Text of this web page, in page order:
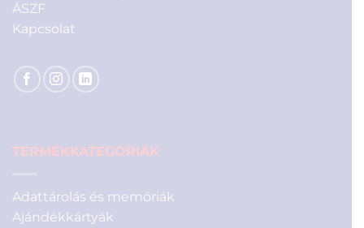
ÁSZF
Kapcsolat
TERMÉKKATEGÓRIÁK
Adattárolás és memóriák
Ajándékkártyák